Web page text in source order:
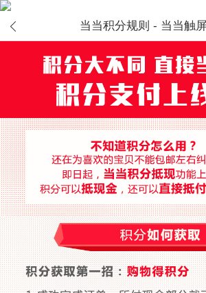
当当积分规则 - 当当触
分类 值得买